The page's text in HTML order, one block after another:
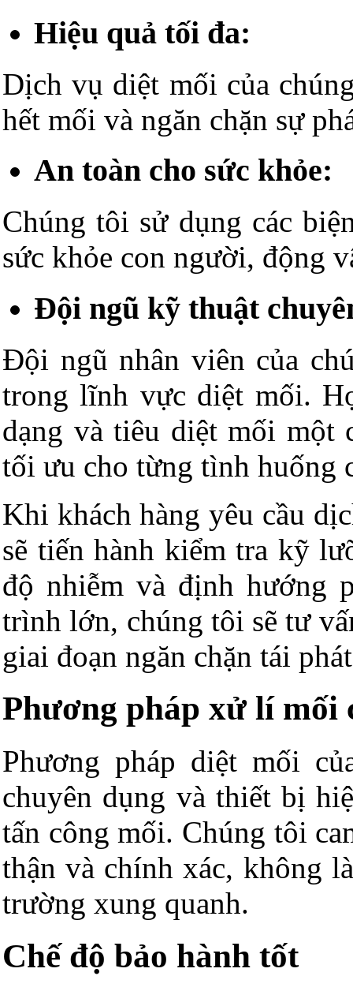
Hiệu quả tối đa:
Dịch vụ diệt mối của
hết mối và ngăn chặn sự
An toàn cho sức khỏe:
Chúng tôi sử dụng các
sức khỏe con người, động
Đội ngũ kỹ thuật
Đội ngũ nhân viên của
trong lĩnh vực diệt mối.
dạng và tiêu diệt mối một
tối ưu cho từng tình huống
Khi khách hàng yêu cầu
sẽ tiến hành kiểm tra kỹ
độ nhiễm và định hướng
trình lớn, chúng tôi sẽ tư
giai đoạn ngăn chặn tái
Phương pháp xử lí mối
Phương pháp diệt mối
chuyên dụng và thiết bị
tấn công mối. Chúng tôi
thận và chính xác, không
trường xung quanh.
Chế độ bảo hành tốt